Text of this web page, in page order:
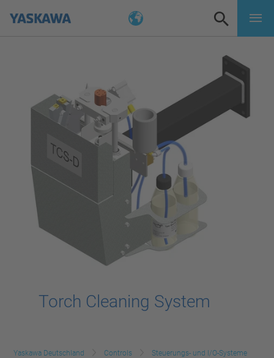
Torch Cleaning System
Yaskawa Deutschland Controls
Steuerungs- und I/O-Systeme